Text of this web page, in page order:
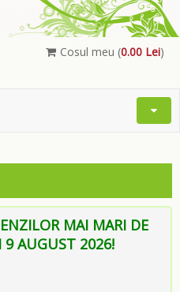
Cosul meu (0.00 Lei)
Open
MAI MARI DE
9 AUGUST 2026!